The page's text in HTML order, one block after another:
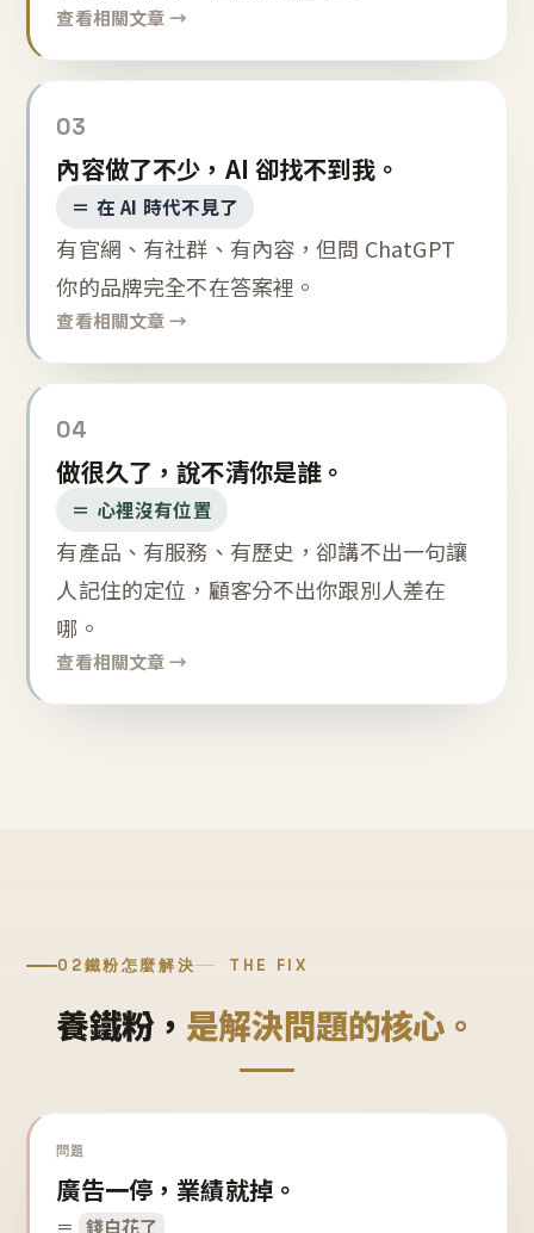
查看相關文章 →
03
內容做了不少，AI 卻找不到我。
＝ 在 AI 時代不見了
有官網、有社群、有內容，但問 ChatGPT
你的品牌完全不在答案裡。
查看相關文章 →
04
做很久了，說不清你是誰。
＝ 心裡沒有位置
有產品、有服務、有歷史，卻講不出一句讓
人記住的定位，顧客分不出你跟別人差在
哪。
查看相關文章 →
02鐵粉怎麼解決 THE FIX
養鐵粉， 是解決問題的核心。
問題
廣告一停，業績就掉。
＝ 錢白花了